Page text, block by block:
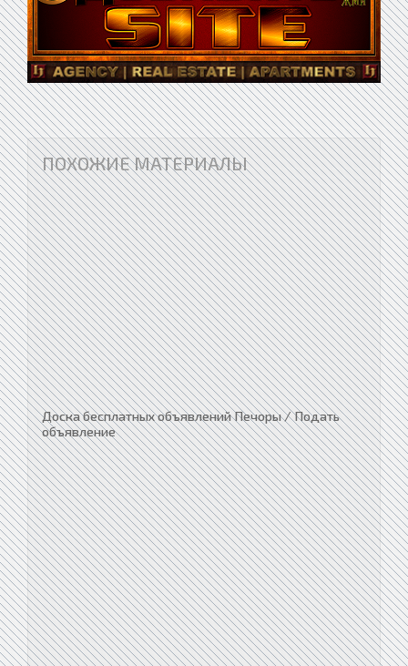
ПОХОЖИЕ МАТЕРИАЛЫ
Доска бесплатных объявлений Печоры / Подать
объявление